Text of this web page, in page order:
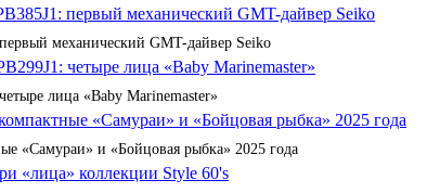
механический GMT-дайвер Seiko
лица «Baby Marinemaster»
«Самураи» и «Бойцовая рыбка» 2025 года